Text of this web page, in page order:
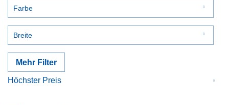
Farbe
naturweiß
Breite
22 cm
24 cm
Mehr Filter